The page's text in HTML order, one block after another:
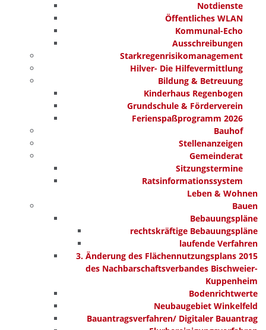
Notdienste
Öffentliches WLAN
Kommunal-Echo
Ausschreibungen
Starkregenrisikomanagement
Hilver- Die Hilfevermittlung
Bildung & Betreuung
Kinderhaus Regenbogen
Grundschule & Förderverein
Ferienspaßprogramm 2026
Bauhof
Stellenanzeigen
Gemeinderat
Sitzungstermine
Ratsinformationssystem
Leben & Wohnen
Bauen
Bebauungspläne
rechtskräftige Bebauungspläne
laufende Verfahren
3. Änderung des Flächennutzungsplans 2015
des Nachbarschaftsverbandes Bischweier-
Kuppenheim
Bodenrichtwerte
Neubaugebiet Winkelfeld
Bauantragsverfahren/ Digitaler Bauantrag